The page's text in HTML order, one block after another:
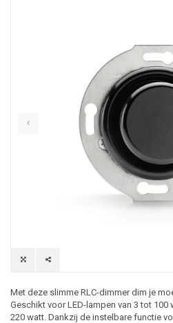
Met deze slimme RLC-dimmer dim je
Geschikt voor LED-lampen van 3 tot
220 watt. Dankzij de instelbare functie